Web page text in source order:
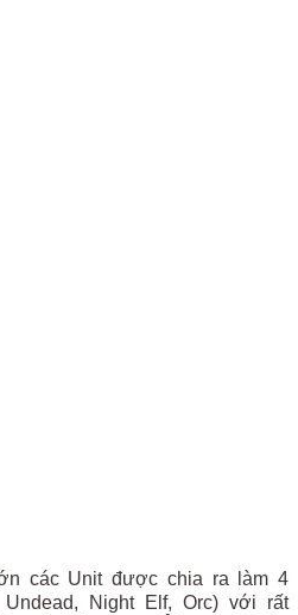
các Unit được chia ra làm 4
Night Elf, Orc) với rất